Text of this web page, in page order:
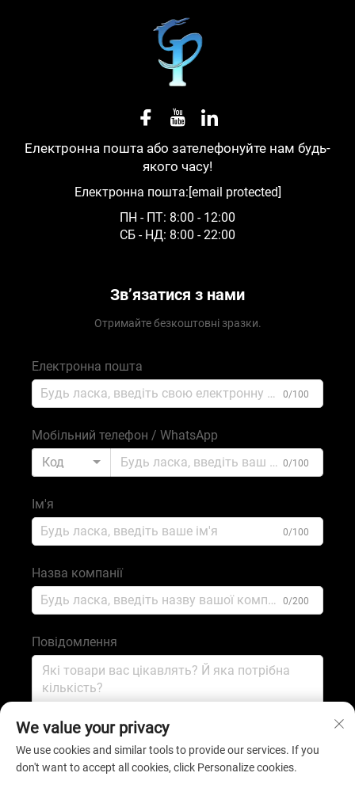
Електронна пошта або зателефонуйте нам будь-
якого часу!
Електронна пошта:[email protected]
ПН - ПТ: 8:00 - 12:00
СБ - НД: 8:00 - 22:00
Зв’язатися з нами
Отримайте безкоштовні зразки.
Електронна пошта
0/100
Мобільний телефон / WhatsApp
Код
0/100
Ім'я
0/100
Назва компанії
0/200
Повідомлення
Надіслати
We value your privacy
We use cookies and similar tools to provide our services. If you
don't want to accept all cookies, click Personalize cookies.